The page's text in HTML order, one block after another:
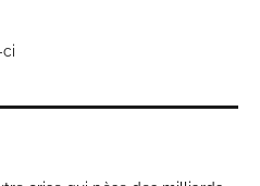
ci